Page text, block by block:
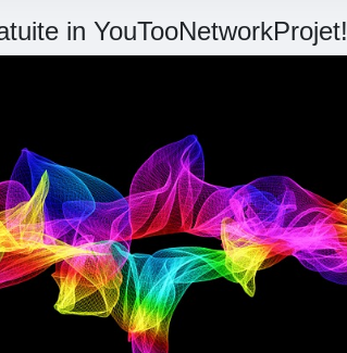
in YouTooNetworkProjet!